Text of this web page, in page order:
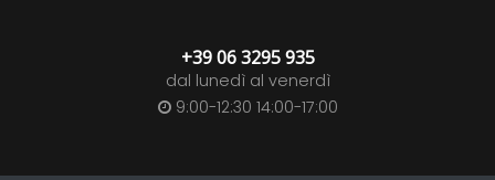
+39 06 3295 935
dal lunedì al venerdì
9:00-12:30 14:00-17:00